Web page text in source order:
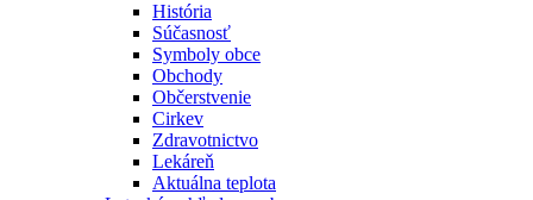
História
Súčasnosť
Symboly obce
Obchody
Občerstvenie
Cirkev
Zdravotnictvo
Lekáreň
Aktuálna teplota